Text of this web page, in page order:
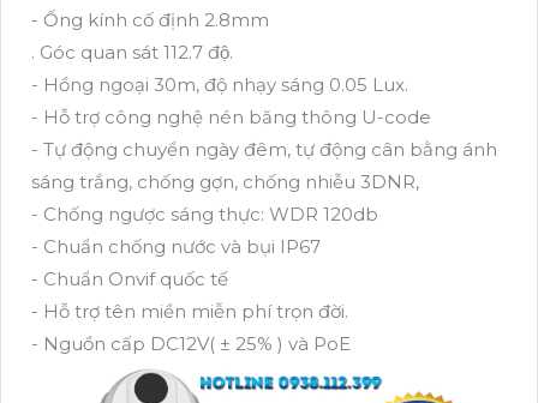
- Ống kính cố định 2.8mm
. Góc quan sát 112.7 độ.
- Hồng ngoại 30m, độ nhạy sáng 0.05 Lux.
- Hỗ trợ công nghệ nén băng thông U-code
- Tự động chuyển ngày đêm, tự động cân bằng ánh
sáng trắng, chống gợn, chống nhiễu 3DNR,
- Chống ngược sáng thực: WDR 120db
- Chuẩn chống nước và bụi IP67
- Chuẩn Onvif quốc tế
- Hỗ trợ tên miền miễn phí trọn đời.
- Nguồn cấp DC12V( ± 25% ) và PoE